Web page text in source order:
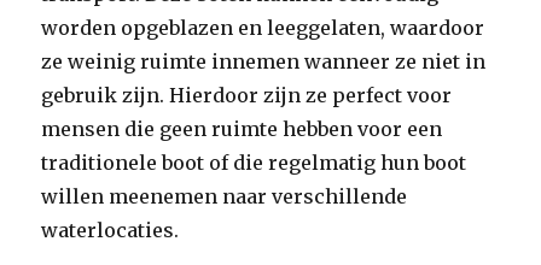
worden opgeblazen en leeggelaten, waardoor
ze weinig ruimte innemen wanneer ze niet in
gebruik zijn. Hierdoor zijn ze perfect voor
mensen die geen ruimte hebben voor een
traditionele boot of die regelmatig hun boot
willen meenemen naar verschillende
waterlocaties.